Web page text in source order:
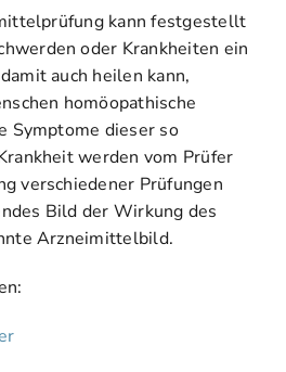
kann festgestellt
oder Krankheiten ein
auch heilen kann,
homöopathische
dieser so
werden vom Prüfer
verschiedener Prüfungen
Bild der Wirkung des
Arzneimittelbild.